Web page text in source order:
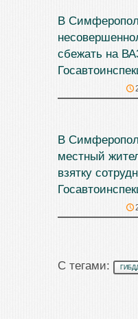
В
сбежать на
В
местный
взятку
С тегами: